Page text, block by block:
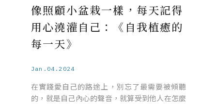
像照顧小盆栽一樣，每天記得
用心澆灌自己：《自我植癒的
每一天》
Jan.04.2024
在實踐愛自己的路途上，別忘了最需要被傾聽
的，就是自己內心的聲音，就算受到他人在怎麼